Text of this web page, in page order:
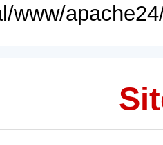
www/